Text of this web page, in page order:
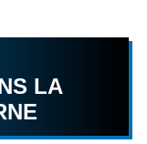
LA